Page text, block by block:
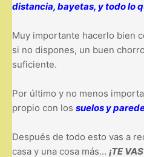
distancia, bayetas, y todo lo
Muy importante hacerlo bien
si no dispones, un buen
suficiente.
Por último y no menos
propio con los suelos y
Después de todo esto vas a
casa y una cosa más... ¡TE